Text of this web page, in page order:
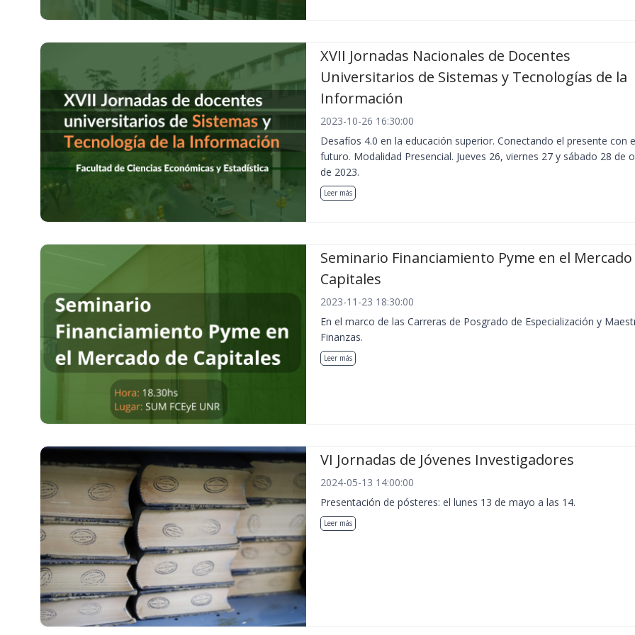
XVII Jornadas Nacionales de Docentes
Universitarios de Sistemas y Tecnologías de la
Información
2023-10-26 16:30:00
Desafíos 4.0 en la educación superior. Conectando el presente con
futuro. Modalidad Presencial. Jueves 26, viernes 27 y sábado 28 de
de 2023.
Leer más
Seminario Financiamiento Pyme en el Mercado
Capitales
2023-11-23 18:30:00
En el marco de las Carreras de Posgrado de Especialización y
Finanzas.
Leer más
VI Jornadas de Jóvenes Investigadores
2024-05-13 14:00:00
Presentación de pósteres: el lunes 13 de mayo a las 14.
Leer más